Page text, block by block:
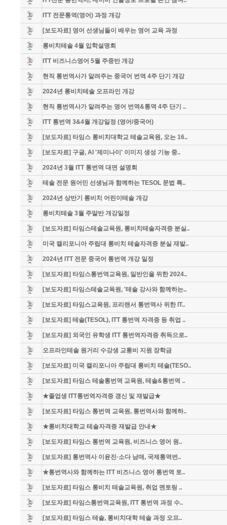
ITT 전문통역(영어) 과정 개강
[보도자료] 영어 선생님들이 배우는 영어 교육 과정
롱비치테솔 4월 입학설명회
ITT 비즈니스영어 5월 주중반 개강
현직 통번역사가 알려주는 중국어 번역 4주 단기 개강
2024년 롱비치테솔 오프라인 개강
현직 통번역사가 알려주는 영어 번역&통역 4주 단기 ..
ITT 통번역 3&4월 개강일정 (영어/중국어)
[보도자료] 타임스 롱비치대학교 테솔교육원, 오는 16..
[보도자료] 구글, AI '제미나이' 이미지 생성 기능 중..
2024년 3월 ITT 통번역 대면 설명회
테솔 전문 원어민 선생님과 함께하는 TESOL 문법 특..
2024년 상반기 롱비치 어린이테솔 개강
롱비치테솔 3월 주말반 개강일정
[보도자료] 타임스테솔교육원, 롱비치테솔자격증 분실..
미국 캘리포니아 주립대 롱비치 테솔자격증 분실 재발..
2024년 ITT 전문 중국어 통번역 개강 일정
[보도자료] 타임스통번역교육원, 일반인을 위한 2024..
[보도자료] 타임스테솔교육원, '테솔 강사와 함께하는..
[보도자료] 타임스교육원, 프리랜서 통번역사 위한 IT..
[보도자료] 테솔(TESOL), ITT 통번역 자격증 등 취업 ..
[보도자료] 외국인 유학생 ITT 통번역자격증 취득으로..
오프라인테솔 원거리 수강생 교통비 지원 장학금
[보도자료] 미국 캘리포니아 주립대 롱비치 테솔(TESO..
[보도자료] 타임스 테솔통번역 교육원, 테솔&통번역 ..
★졸업생 ITT통번역자격증 갱신 및 재발급★
[보도자료] 타임스 통번역 교육원, 통번역사와 함께하..
★롱비치대학교 테솔자격증 재발급 안내★
[보도자료] 타임스 통번역 교육원, 비즈니스 영어 원..
[보도자료] 통번역사 이윤진·소다 남매, 국제통역번..
★통번역사와 함께하는 ITT 비즈니스 영어 통번역 토..
[보도자료] 타임스 롱비치 테솔교육원, 취업 멘토링 ..
[보도자료] 타임스통번역교육원, ITT 통번역 과정 수..
[보도자료] 타임스 테솔, 롱비치대학 테솔 과정 오프..